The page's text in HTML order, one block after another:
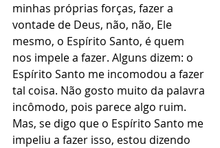
minhas próprias forças, fazer a
vontade de Deus, não, não, Ele
mesmo, o Espírito Santo, é quem
nos impele a fazer. Alguns dizem: o
Espírito Santo me incomodou a fazer
tal coisa. Não gosto muito da palavra
incômodo, pois parece algo ruim.
Mas, se digo que o Espírito Santo me
impeliu a fazer isso, estou dizendo